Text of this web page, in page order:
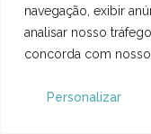
navegação, exibir
analisar nosso
concorda com
Personalizar